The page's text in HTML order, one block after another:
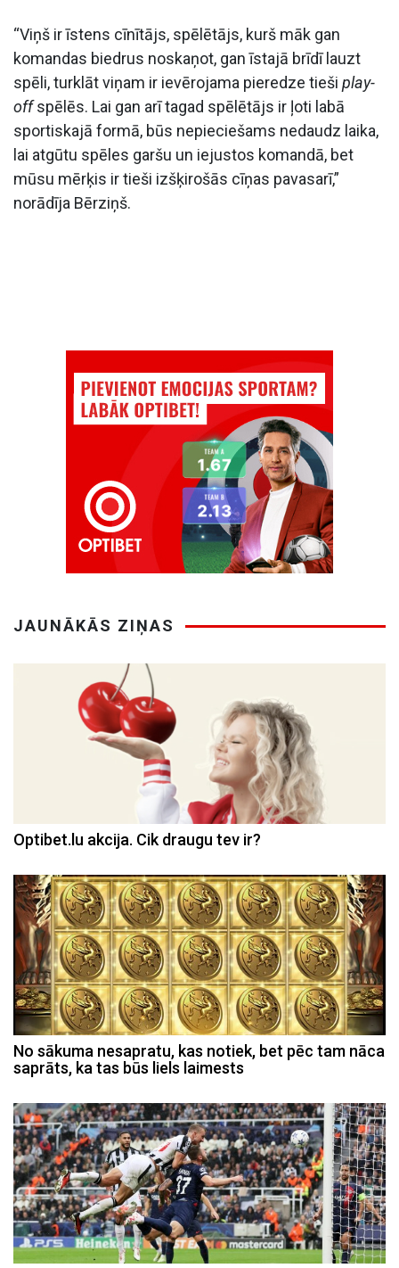
“Viņš ir īstens cīnītājs, spēlētājs, kurš māk gan
komandas biedrus noskaņot, gan īstajā brīdī lauzt
spēli, turklāt viņam ir ievērojama pieredze tieši play-
offspēlēs. Lai gan arī tagad spēlētājs ir ļoti labā
sportiskajā formā, būs nepieciešams nedaudz laika,
lai atgūtu spēles garšu un iejustos komandā, bet
mūsu mērķis ir tieši izšķirošās cīņas pavasarī,”
norādīja Bērziņš.
JAUNĀKĀS ZIŅAS
Optibet.lu akcija. Cik draugu tev ir?
No sākuma nesapratu, kas notiek, bet pēc tam nāca
saprāts, ka tas būs liels laimests